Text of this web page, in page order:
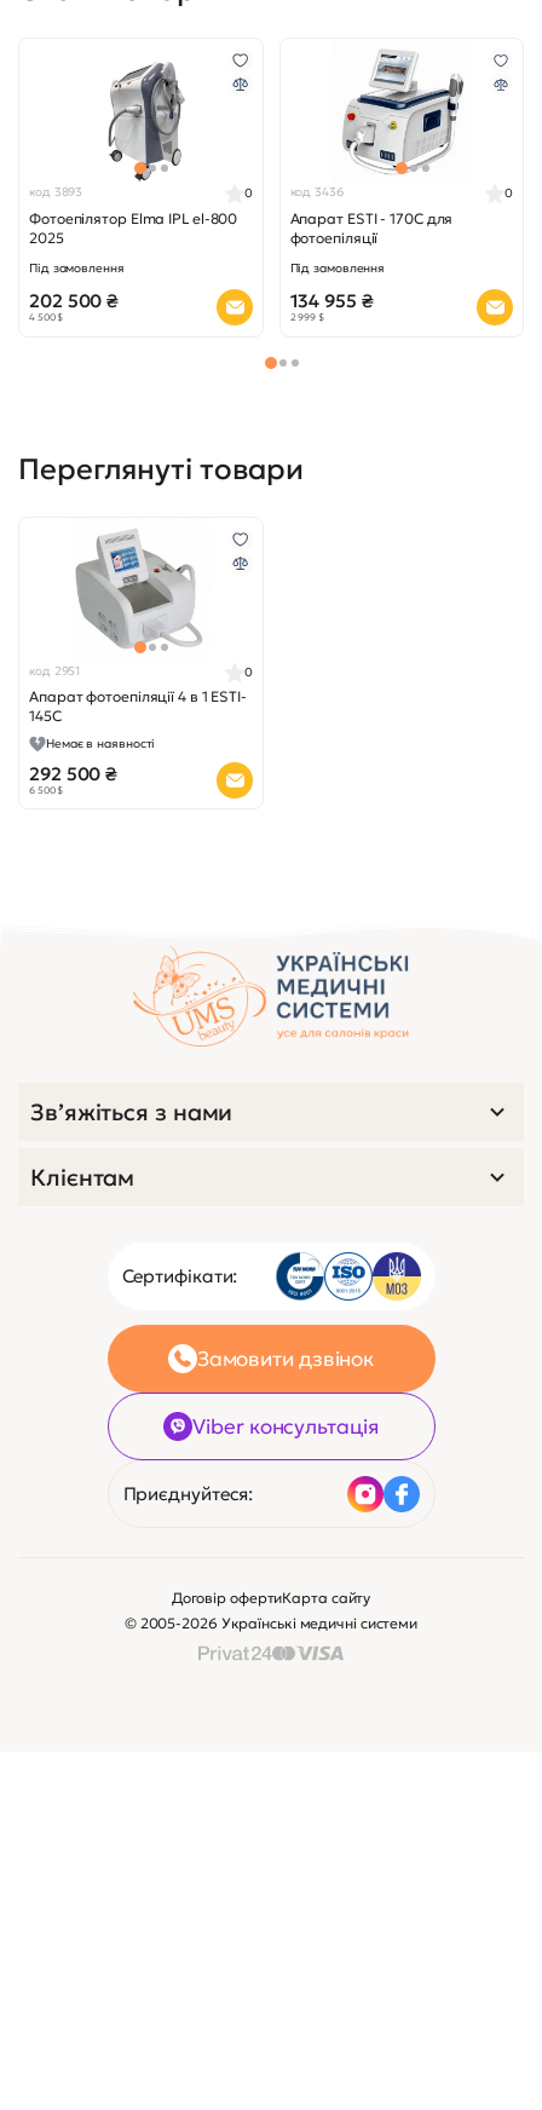
код 3893
Фотоепілятор Elma IPL el-800
2025
0
Під замовлення
202 500 ₴
4 500 $
код 3436
Апарат ESTI - 170C для
фотоепіляції
0
Під замовлення
134 955 ₴
2 999 $
Переглянуті товари
код 2951
Апарат фотоепіляції 4 в 1 ESTI-
145C
0
Немає в наявності
292 500 ₴
6 500 $
Сертифікати:
Замовити дзвінок
Viber консультація
Приєднуйтеся:
Зв’яжіться з нами
Клієнтам
© 2005-2026 Українські медичні системи
Договір офертиКарта сайту